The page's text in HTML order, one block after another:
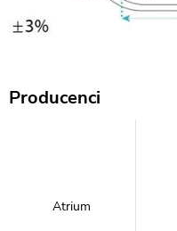
Producenci
Atrium